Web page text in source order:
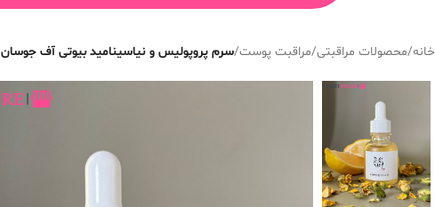
خانه/محصولات مراقبتی/مراقبت پوست/سرم پروپولیس و نیاسینامید بیوتی آف جوسان